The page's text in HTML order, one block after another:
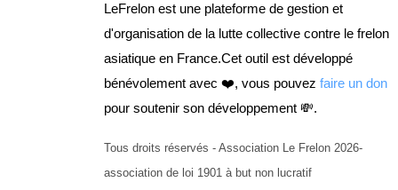
LeFrelon est une plateforme de gestion et
d'organisation de la lutte collective contre le frelon
asiatique en France.Cet outil est développé
bénévolement avec ❤️, vous pouvez faire un don
pour soutenir son développement 💸.
Tous droits réservés - Association Le Frelon 2026-
association de loi 1901 à but non lucratif